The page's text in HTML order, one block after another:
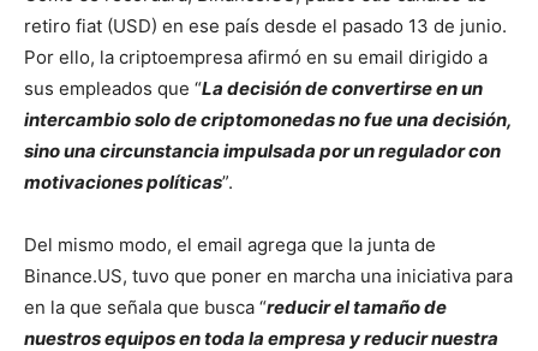
retiro fiat (USD) en ese país desde el pasado 13 de junio.
Por ello, la criptoempresa afirmó en su email dirigido a
sus empleados que “La decisión de convertirse en un
intercambio solo de criptomonedas no fue una decisión,
sino una circunstancia impulsada por un regulador con
motivaciones políticas”.
Del mismo modo, el email agrega que la junta de
Binance.US, tuvo que poner en marcha una iniciativa para
en la que señala que busca “reducir el tamaño de
nuestros equipos en toda la empresa y reducir nuestra